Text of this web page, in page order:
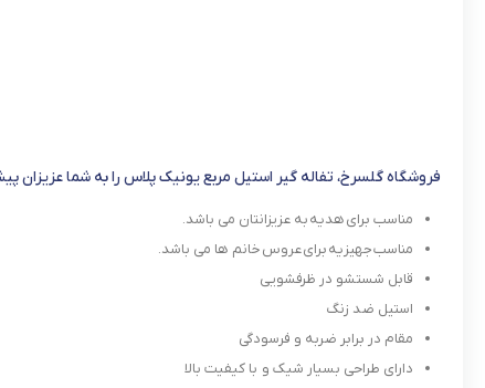
فروشگاه گلسرخ، تفاله گیر استیل مربع یونیک پلاس را به شما عزیزان
مناسب برای هدیه به عزیزانتان می باشد.
مناسب جهیزیه برای عروس خانم ها می باشد.
قابل شستشو در ظرفشویی
استیل ضد زنگ
مقام در برابر ضربه و فرسودگی
دارای طراحی بسیار شیک و با کیفیت بالا